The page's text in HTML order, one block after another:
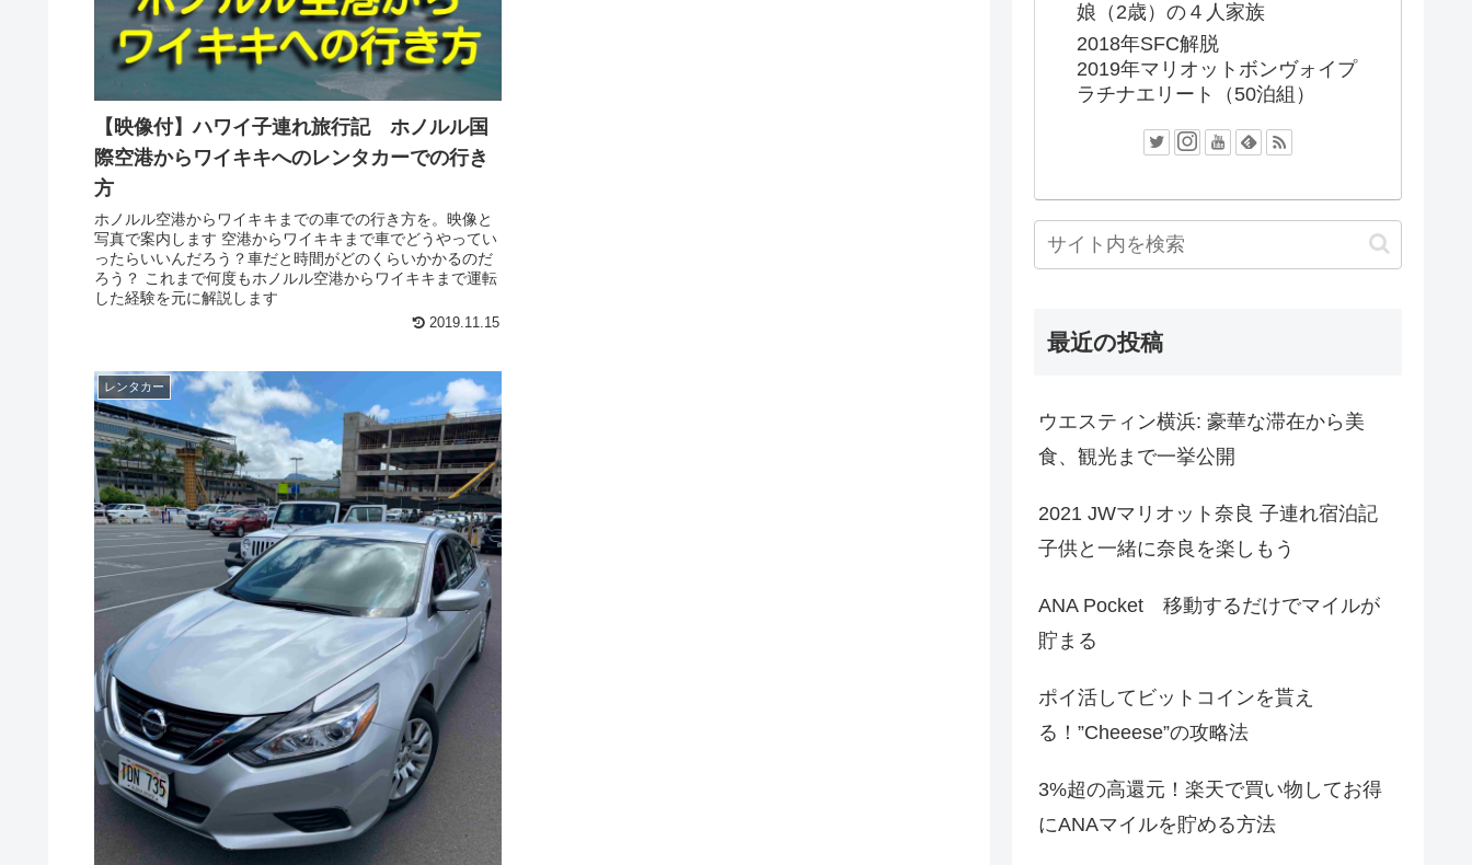
【映像付】ハワイ子連れ旅行記 ホノルル国
際空港からワイキキへのレンタカーでの行き
方
ホノルル空港からワイキキまでの車での行き方を。映像と
写真で案内します 空港からワイキキまで車でどうやってい
ったらいいんだろう？車だと時間がどのくらいかかるのだ
ろう？ これまで何度もホノルル空港からワイキキまで運転
した経験を元に解説します
2019.11.15
レンタカー
娘（2歳）の４人家族
2018年SFC解脱
2019年マリオットボンヴォイプ
ラチナエリート（50泊組）
最近の投稿
ウエスティン横浜: 豪華な滞在から美
食、観光まで一挙公開
2021 JWマリオット奈良 子連れ宿泊記
子供と一緒に奈良を楽しもう
ANA Pocket 移動するだけでマイルが
貯まる
ポイ活してビットコインを貰え
る！”Cheeese”の攻略法
3%超の高還元！楽天で買い物してお得
にANAマイルを貯める方法